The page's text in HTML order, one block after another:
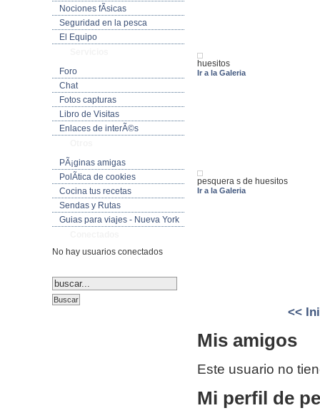
Nociones fÃ­sicas
Seguridad en la pesca
El Equipo
Foro
Chat
Fotos capturas
Libro de Visitas
Enlaces de interÃ©s
PÃ¡ginas amigas
PolÃ­tica de cookies
Cocina tus recetas
Sendas y Rutas
Guias para viajes - Nueva York
No hay usuarios conectados
huesitos
Ir a la Galeria
pesquera s de huesitos
Ir a la Galeria
<<
Mis amigos
Este usuario no
Mi perfil de